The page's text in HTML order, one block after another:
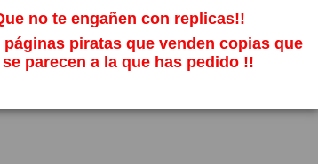
no te engañen con replicas!!
páginas piratas que venden copias que
parecen a la que has pedido !!